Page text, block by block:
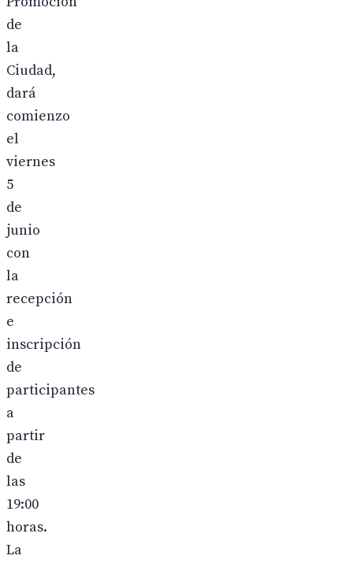
de
la
Ciudad,
dará
comienzo
el
viernes
5
de
junio
con
la
recepción
e
inscripción
de
participantes
a
partir
de
las
19:00
horas.
La